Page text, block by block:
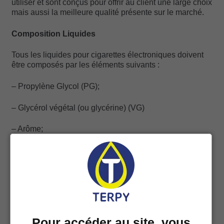
utiliser et sont conçus pour offrir au client une large choix
mais aussi la meilleure qualité présente sur le marché.
Composition Liquides
Tous les liquides pour cigarettes électroniques doivent
être composés par les éléments suivants :
– Propylène Glycol (PG);
– Glycérol végétal (ou glycérine) (VG)
– Arôme;
Comme l’on peut remarquer sur les produits, les
éléments mentionnés ci-dessus peuvent être présents